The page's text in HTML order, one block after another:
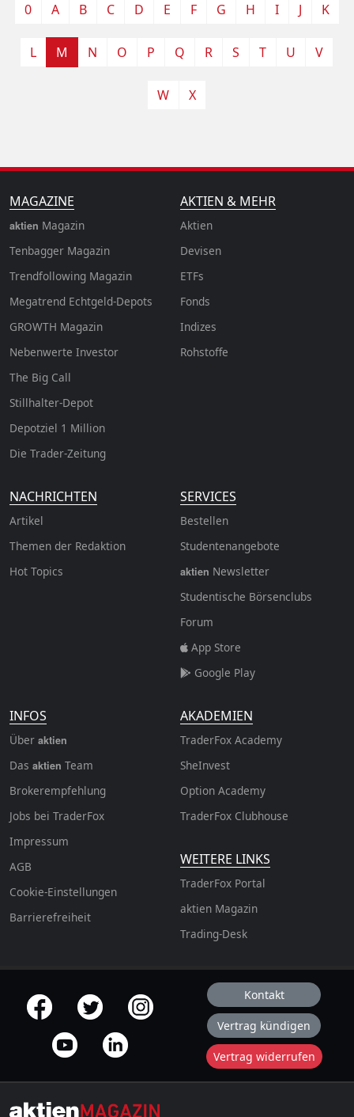
0 A B C D E F G H I J K
L M N O P Q R S T U V
W X
MAGAZINE
aktien Magazin
Tenbagger Magazin
Trendfollowing Magazin
Megatrend Echtgeld-Depots
GROWTH Magazin
Nebenwerte Investor
The Big Call
Stillhalter-Depot
Depotziel 1 Million
Die Trader-Zeitung
AKTIEN & MEHR
Aktien
Devisen
ETFs
Fonds
Indizes
Rohstoffe
NACHRICHTEN
Artikel
Themen der Redaktion
Hot Topics
SERVICES
Bestellen
Studentenangebote
aktien Newsletter
Studentische Börsenclubs
Forum
App Store
Google Play
INFOS
Über aktien
Das aktien Team
Brokerempfehlung
Jobs bei TraderFox
Impressum
AGB
Cookie-Einstellungen
Barrierefreiheit
AKADEMIEN
TraderFox Academy
SheInvest
Option Academy
TraderFox Clubhouse
WEITERE LINKS
TraderFox Portal
aktien Magazin
Trading-Desk
offizielle Social Media-Accounts Kontakt
Vertrag kündigen
Vertrag widerrufen